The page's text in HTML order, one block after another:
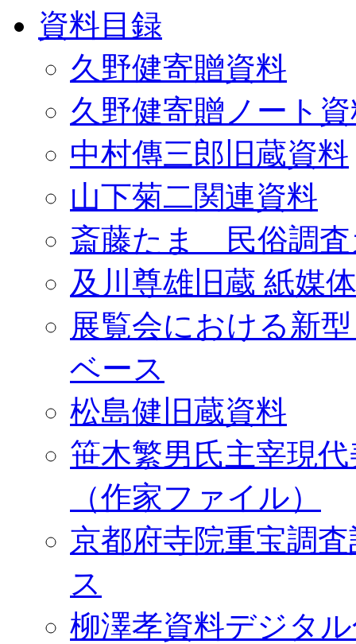
資料目録
久野健寄贈資料
久野健寄贈ノート
中村傳三郎旧蔵資料
山下菊二関連資料
斎藤たま 民俗調査
及川尊雄旧蔵 紙媒
展覧会における新
ベース
松島健旧蔵資料
笹木繁男氏主宰現
（作家ファイル）
京都府寺院重宝調
ス
柳澤孝資料デジタ